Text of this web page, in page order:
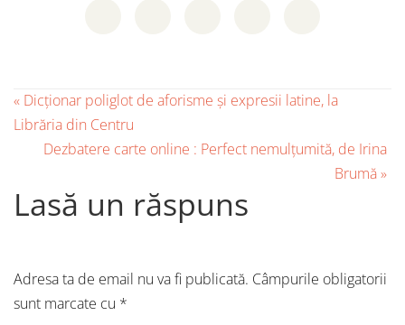
« Dicționar poliglot de aforisme și expresii latine, la
Librăria din Centru
Dezbatere carte online : Perfect nemulțumită, de Irina
Brumă»
Lasă un răspuns
Adresa ta de email nu va fi publicată. Câmpurile obligatorii
sunt marcate cu *